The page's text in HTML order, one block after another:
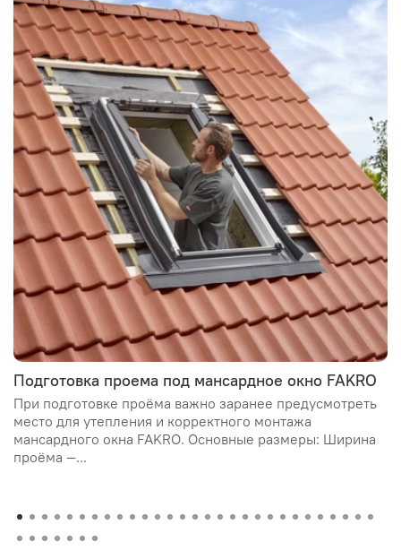
Подготовка проема под мансардное окно FAKRO
При подготовке проёма важно заранее предусмотреть
место для утепления и корректного монтажа
мансардного окна FAKRO. Основные размеры: Ширина
проёма —...